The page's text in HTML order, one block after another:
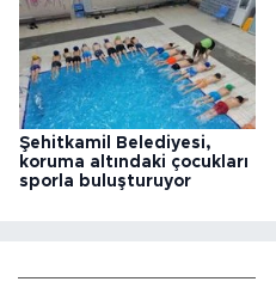
Şehitkamil Belediyesi,
koruma altındaki çocukları
sporla buluşturuyor